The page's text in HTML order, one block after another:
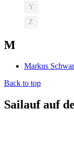
Y
Z
M
Markus
Back to top
Sailauf auf